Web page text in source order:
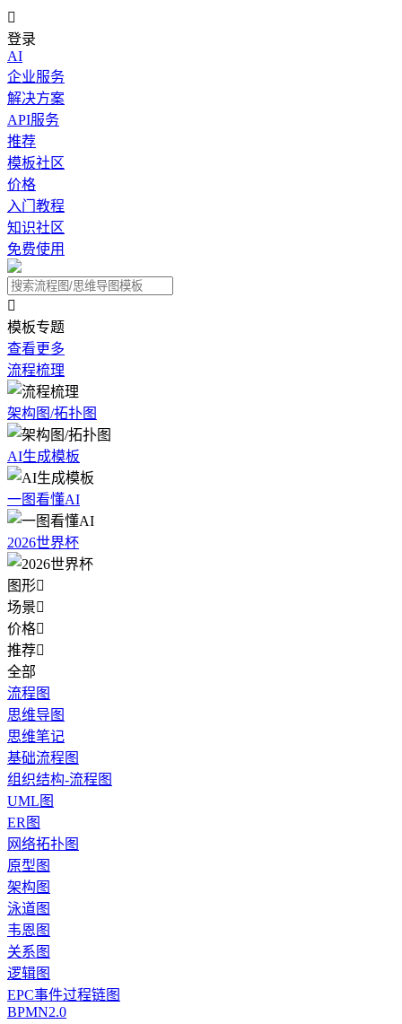

登录
AI
企业服务
解决方案
API服务
推荐
模板社区
价格
入门教程
知识社区
免费使用

模板专题
查看更多
流程梳理
架构图/拓扑图
AI生成模板
一图看懂AI
2026世界杯
图形
场景
价格
推荐
全部
流程图
思维导图
思维笔记
基础流程图
组织结构-流程图
UML图
ER图
网络拓扑图
原型图
架构图
泳道图
韦恩图
关系图
逻辑图
EPC事件过程链图
BPMN2.0